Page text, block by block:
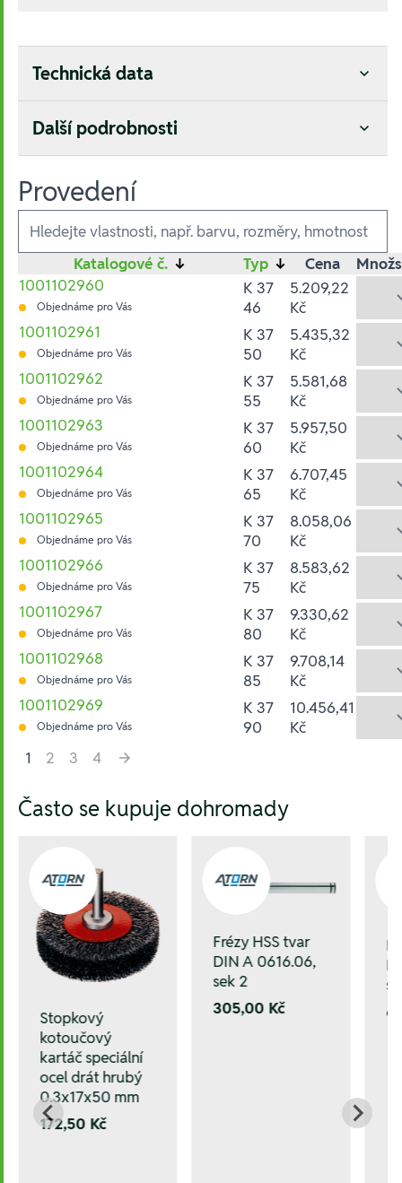
Technická data
Další podrobnosti
Provedení
Ausführungen
Katalogové č. ↓ Typ ↓ Cena
1001102960
Objednáme pro Vás
K 37
46
5.209,22
Kč
1001102961
Objednáme pro Vás
K 37
50
5.435,32
Kč
1001102962
Objednáme pro Vás
K 37
55
5.581,68
Kč
1001102963
Objednáme pro Vás
K 37
60
5.957,50
Kč
1001102964
Objednáme pro Vás
K 37
65
6.707,45
Kč
1001102965
Objednáme pro Vás
K 37
70
8.058,06
Kč
1001102966
Objednáme pro Vás
K 37
75
8.583,62
Kč
1001102967
Objednáme pro Vás
K 37
80
9.330,62
Kč
1001102968
Objednáme pro Vás
K 37
85
9.708,14
Kč
1001102969
Objednáme pro Vás
K 37
90
10.456,41
Kč
1
2 3
4
Často se kupuje dohromady
Stopkový
kotoučový
kartáč speciální
ocel drát hrubý
0.3x17x50 mm
172,50 Kč
Frézy HSS tvar
DIN A 0616.06,
sek 2
305,00 Kč